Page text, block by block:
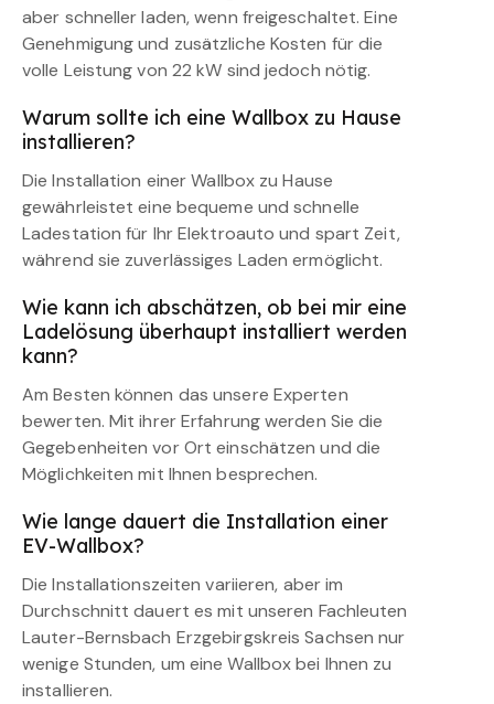
aber schneller laden, wenn freigeschaltet. Eine
Genehmigung und zusätzliche Kosten für die
volle Leistung von 22 kW sind jedoch nötig.
Warum sollte ich eine Wallbox zu Hause
installieren?
Die Installation einer Wallbox zu Hause
gewährleistet eine bequeme und schnelle
Ladestation für Ihr Elektroauto und spart Zeit,
während sie zuverlässiges Laden ermöglicht.
Wie kann ich abschätzen, ob bei mir eine
Ladelösung überhaupt installiert werden
kann?
Am Besten können das unsere Experten
bewerten. Mit ihrer Erfahrung werden Sie die
Gegebenheiten vor Ort einschätzen und die
Möglichkeiten mit Ihnen besprechen.
Wie lange dauert die Installation einer
EV-Wallbox?
Die Installationszeiten variieren, aber im
Durchschnitt dauert es mit unseren Fachleuten
Lauter-Bernsbach Erzgebirgskreis Sachsen nur
wenige Stunden, um eine Wallbox bei Ihnen zu
installieren.